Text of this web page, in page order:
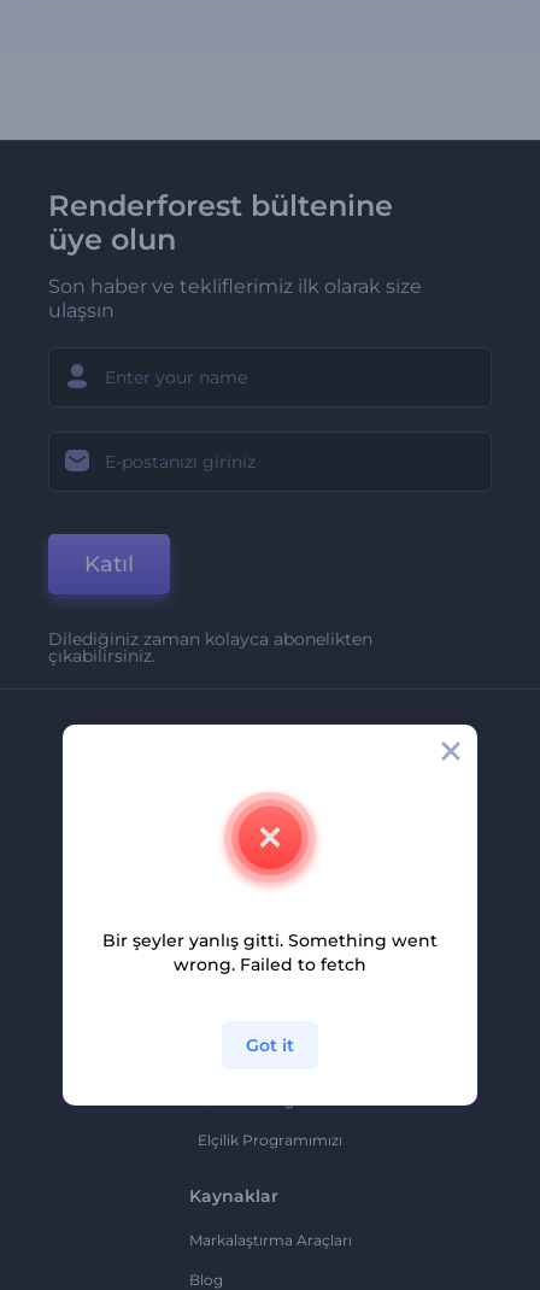
Renderforest bültenine
üye olun
Son haber ve tekliflerimiz ilk olarak size
ulaşsın
Katıl
Dilediğiniz zaman kolayca abonelikten
çıkabilirsiniz.
İletişim
Kariyer
Ortaklık Programı
Elçilik Programımızı
Kaynaklar
Markalaştırma Araçları
Blog
Bir şeyler yanlış gitti. Something went
wrong. Failed to fetch
Got it